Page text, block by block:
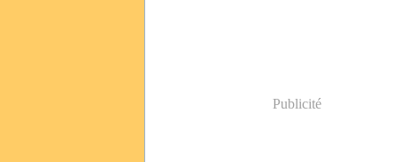
Publicité